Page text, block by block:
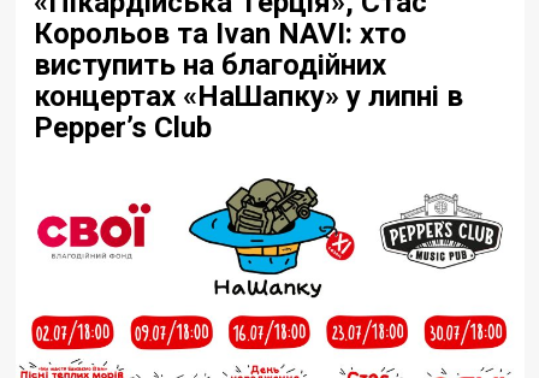
Корольов та Ivan NAVI: хто
виступить на благодійних
концертах «НаШапку» у липні в
Pepper’s Club